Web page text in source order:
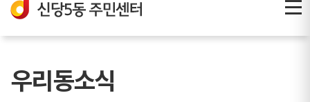
우리동소식